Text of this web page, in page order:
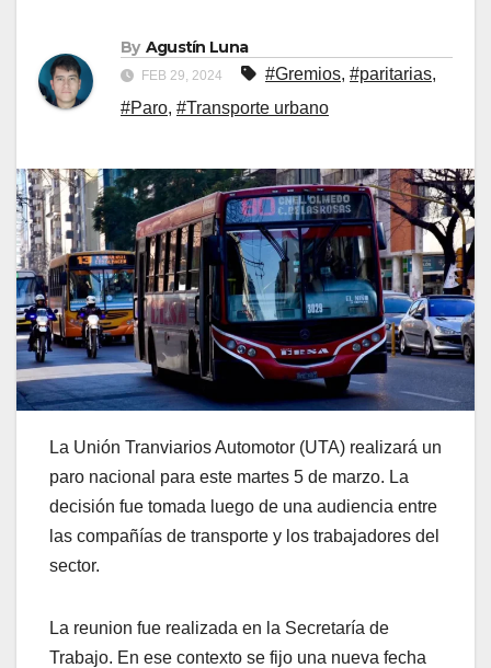
By Agustín Luna
FEB 29, 2024 #Gremios, #paritarias,
#Paro, #Transporte urbano
La Unión Tranviarios Automotor (UTA) realizará un
paro nacional para este martes 5 de marzo. La
decisión fue tomada luego de una audiencia entre
las compañías de transporte y los trabajadores del
sector.
La reunion fue realizada en la Secretaría de
Trabajo. En ese contexto se fijo una nueva fecha